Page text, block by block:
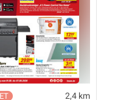
2,4 km